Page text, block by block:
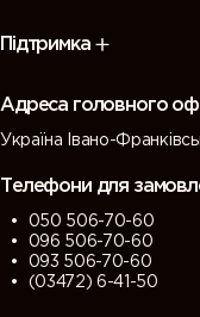
Підтримка
Адреса головного
Україна Івано-
Телефони для
050 506-70-60
096 506-70-60
093 506-70-60
(03472) 6-41-50